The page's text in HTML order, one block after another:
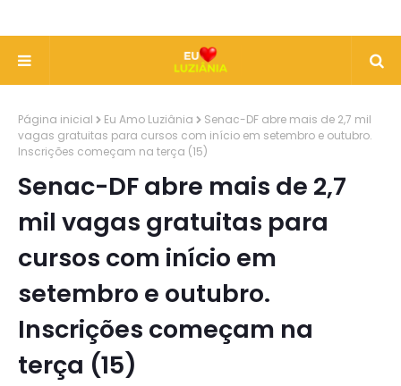
Página inicial Eu Amo Luziânia
Senac-DF abre mais de 2,7 mil
vagas gratuitas para cursos com início em setembro e outubro.
Inscrições começam na terça (15)
Senac-DF abre mais de 2,7
mil vagas gratuitas para
cursos com início em
setembro e outubro.
Inscrições começam na
terça (15)